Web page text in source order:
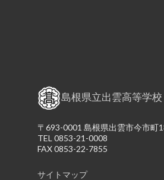
島根県立出雲高等学校
〒693-0001 島根県出雲市今市町
TEL 0853-21-0008
FAX 0853-22-7855
サイトマップ